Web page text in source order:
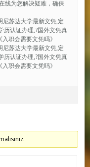
线为您解决疑难，确保
尼苏达大学最新文凭,定
历认证办理,?国外文凭真
职会需要文凭吗》
尼苏达大学最新文凭,定
历认证办理,?国外文凭真
职会需要文凭吗》